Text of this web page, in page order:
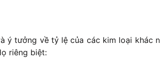
ý tưởng về tỷ lệ của các kim loại khác
riêng biệt: